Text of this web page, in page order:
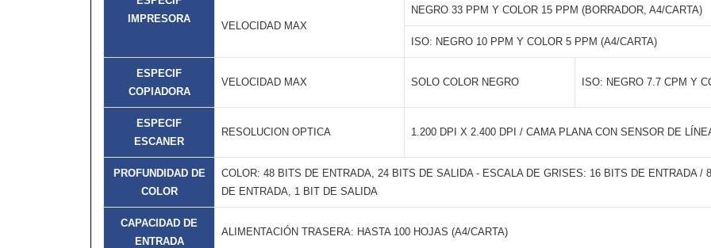
IMPRESORA
VELOCIDAD MAX
NEGRO 33 PPM Y COLOR 15 PPM (BORRADOR, A4/CARTA)
ISO: NEGRO 10 PPM Y COLOR 5 PPM (A4/CARTA)
ESPECIF
COPIADORA
VELOCIDAD MAX SOLO COLOR NEGRO ISO: NEGRO 7.7 CPM Y
ESPECIF
ESCANER
RESOLUCION OPTICA 1.200 DPI X 2.400 DPI / CAMA PLANA CON SENSOR DE
PROFUNDIDAD DE
COLOR
COLOR: 48 BITS DE ENTRADA, 24 BITS DE SALIDA - ESCALA DE GRISES: 16 BITS DE ENTRADA /
DE ENTRADA, 1 BIT DE SALIDA
CAPACIDAD DE
ENTRADA
ALIMENTACIÓN TRASERA: HASTA 100 HOJAS (A4/CARTA)